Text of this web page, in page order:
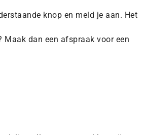
knop en meld je aan. Het
Maak dan een afspraak voor een